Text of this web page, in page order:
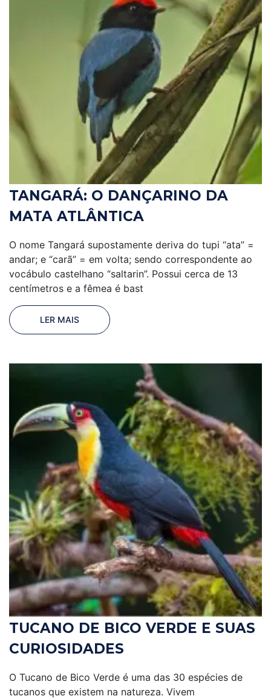
TANGARÁ: O DANÇARINO DA
MATA ATLÂNTICA
O nome Tangará supostamente deriva do tupi “ata” =
andar; e “carã” = em volta; sendo correspondente ao
vocábulo castelhano “saltarin”. Possui cerca de 13
centímetros e a fêmea é bast
LER MAIS
TUCANO DE BICO VERDE E SUAS
CURIOSIDADES
O Tucano de Bico Verde é uma das 30 espécies de
tucanos que existem na natureza. Vivem